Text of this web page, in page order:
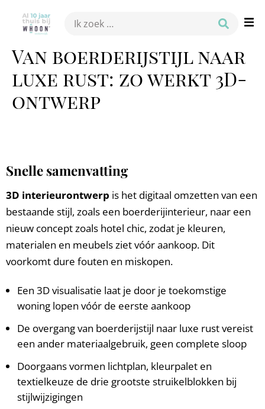
Van boerderijstijl naar
luxe rust: zo werkt 3D-
ontwerp
Snelle samenvatting
3D interieurontwerp is het digitaal omzetten van een
bestaande stijl, zoals een boerderijinterieur, naar een
nieuw concept zoals hotel chic, zodat je kleuren,
materialen en meubels ziet vóór aankoop. Dit
voorkomt dure fouten en miskopen.
Een 3D visualisatie laat je door je toekomstige
woning lopen vóór de eerste aankoop
De overgang van boerderijstijl naar luxe rust vereist
een ander materiaalgebruik, geen complete sloop
Doorgaans vormen lichtplan, kleurpalet en
textielkeuze de drie grootste struikelblokken bij
stijlwijzigingen